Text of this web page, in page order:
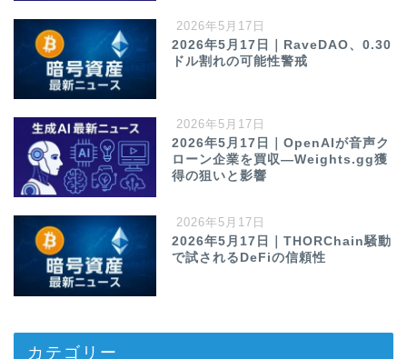
2026年5月17日
2026年5月17日｜RaveDAO、0.30
ドル割れの可能性警戒
2026年5月17日
2026年5月17日｜OpenAIが音声ク
ローン企業を買収—Weights.gg獲
得の狙いと影響
2026年5月17日
2026年5月17日｜THORChain騒動
で試されるDeFiの信頼性
カテゴリー